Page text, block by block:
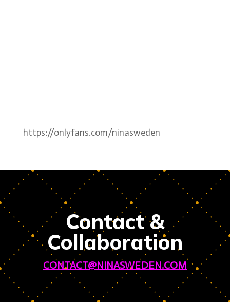
https://onlyfans.com/ninasweden
Contact &
Collaboration
CONTACT@NINASWEDEN.COM